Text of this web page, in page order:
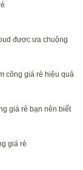
được ưa chuộng
công giá rẻ hiệu quả
giá rẻ bạn nên biết
giá rẻ